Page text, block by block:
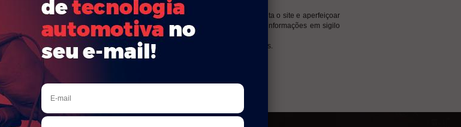
(sessão do browser) com o objetivo de traçar um perfil do público que visita o site e aperfeiçoar
ofertas e promoções para você. Durante todo este processo mantemos suas informações em sigilo
a divulgação de sua senha a terceiros, mesmo a amigos e parentes.
informadas neste espaço.